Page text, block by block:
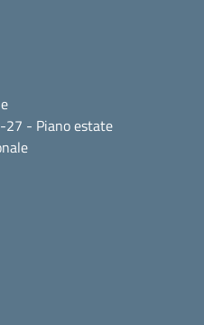
27 - Piano estate